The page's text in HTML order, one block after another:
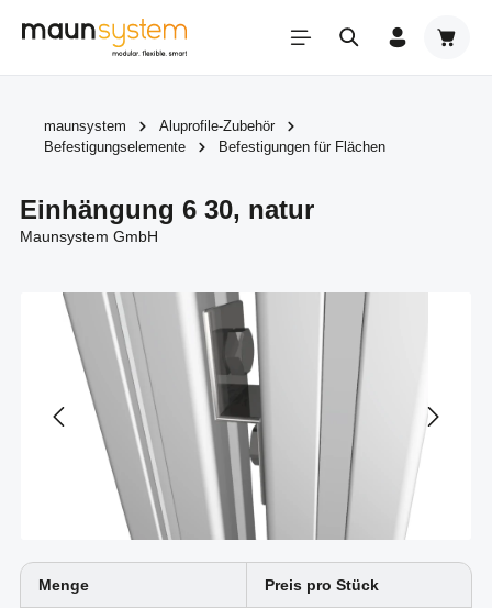
Zum Hauptinhalt springen
maunsystem
Aluprofile-Zubehör
Befestigungselemente
Befestigungen für Flächen
Einhängung 6 30, natur
Maunsystem GmbH
Menge Preis pro Stück